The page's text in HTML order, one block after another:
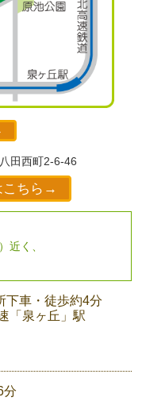
田西町2-6-46
こちら→
近く、
下車・徒歩約4分
「泉ヶ丘」駅
分